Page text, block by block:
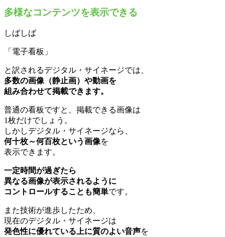
多様なコンテンツを表示できる
しばしば
「電子看板」
と訳されるデジタル・サイネージでは、
多数の画像（静止画）や動画を
組み合わせて掲載できます。
普通の看板ですと、掲載できる画像は
1枚だけでしょう。
しかしデジタル・サイネージなら、
何十枚～何百枚という画像を
表示できます。
一定時間が過ぎたら
異なる画像が表示されるように
コントロールすることも簡単です。
また技術が進歩したため、
現在のデジタル・サイネージは
発色性に優れている上に質のよい音声を